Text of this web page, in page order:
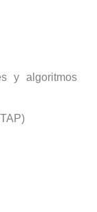
y algoritmos